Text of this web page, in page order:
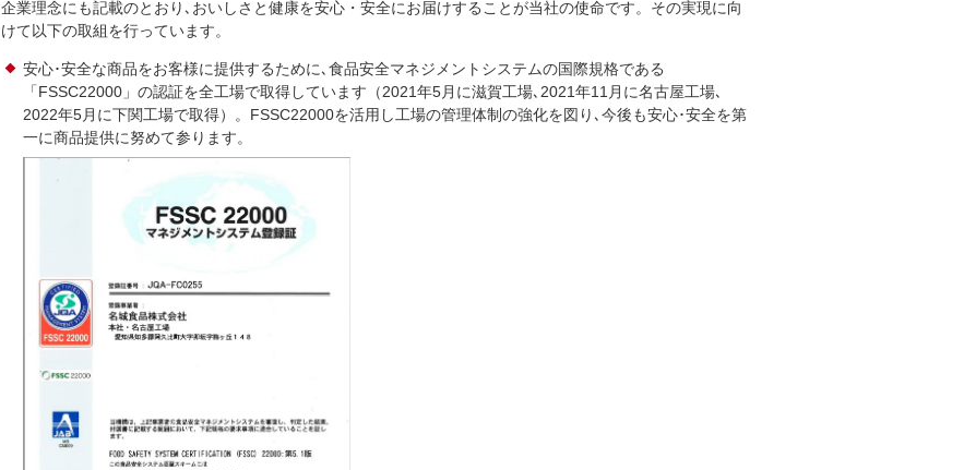
企業理念にも記載のとおり､おいしさと健康を安心・安全にお届けすることが当社の使命です。その実現に向
けて以下の取組を行っています。
安心･安全な商品をお客様に提供するために､食品安全マネジメントシステムの国際規格である
「FSSC22000」の認証を全工場で取得しています（2021年5月に滋賀工場､2021年11月に名古屋工場､
2022年5月に下関工場で取得）。FSSC22000を活用し工場の管理体制の強化を図り､今後も安心･安全を第
一に商品提供に努めて参ります。